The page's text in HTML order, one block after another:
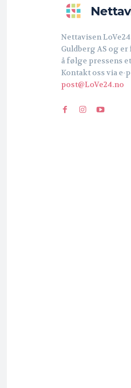
Nettavisen
Guldberg AS og
å følge pressens
Kontakt oss via e-
post@LoVe24.no